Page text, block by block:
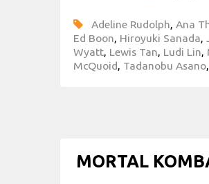
Adeline Rudolph, Ana
Ed Boon, Hiroyuki Sanada,
Wyatt, Lewis Tan, Ludi Lin,
McQuoid, Tadanobu Asano,
MORTAL